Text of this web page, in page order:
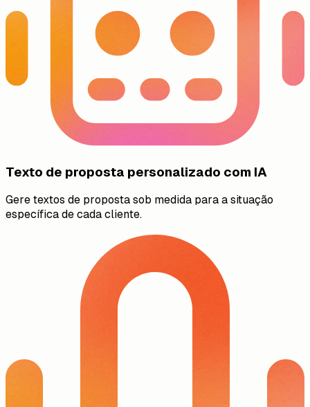
Texto de proposta personalizado com IA
Gere textos de proposta sob medida para a situação
específica de cada cliente.